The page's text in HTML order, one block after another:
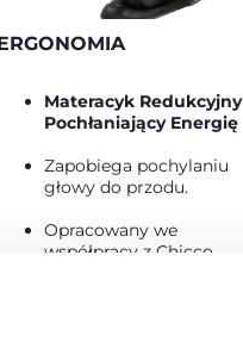
Materacyk Redukcyjny
Pochłaniający Energię
Zapobiega pochylaniu
głowy do przodu.
Opracowany we
współpracy z Chicco